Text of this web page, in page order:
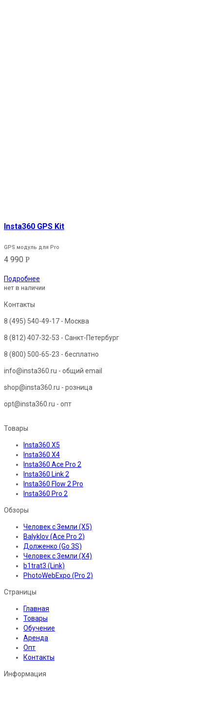
Insta360 GPS Kit
GPS модуль для Pro
4 990 Р
Подробнее
нет в наличии
Контакты
8 (495) 540-49-17 - Москва
8 (812) 407-32-53 - Санкт-Петербург
8 (800) 500-65-23 - бесплатно
info@insta360.ru - общий email
shop@insta360.ru - розница
opt@insta360.ru - опт
Товары
Insta360 X5
Insta360 X4
Insta360 Ace Pro 2
Insta360 Link 2
Insta360 Flow 2 Pro
Insta360 Pro 2
Обзоры
Человек с Земли (X5)
Balyklov (Ace Pro 2)
Долженко (Go 3S)
Человек с Земли (X4)
b1trat3 (Link)
PhotoWebExpo (Pro 2)
Страницы
Главная
Товары
Обучение
Аренда
Опт
Контакты
Информация